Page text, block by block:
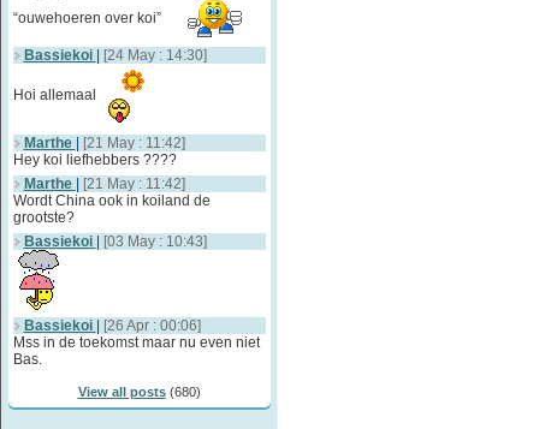
“ouwehoeren over koi”
Bassiekoi [24 May : 14:30]
Hoi allemaal
Marthe
[21 May : 11:42]
Hey koi liefhebbers ????
Marthe
[21 May : 11:42]
Wordt China ook in koiland de
grootste?
Bassiekoi
[03 May : 10:43]
Bassiekoi
[26 Apr : 00:06]
Mss in de toekomst maar nu even niet
Bas.
View all posts(680)